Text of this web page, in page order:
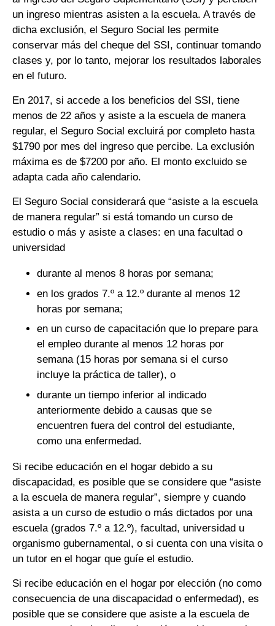
un ingreso mientras asisten a la escuela. A través de
dicha exclusión, el Seguro Social les permite
conservar más del cheque del SSI, continuar tomando
clases y, por lo tanto, mejorar los resultados laborales
en el futuro.
En 2017, si accede a los beneficios del SSI, tiene
menos de 22 años y asiste a la escuela de manera
regular, el Seguro Social excluirá por completo hasta
$1790 por mes del ingreso que percibe. La exclusión
máxima es de $7200 por año. El monto excluido se
adapta cada año calendario.
El Seguro Social considerará que “asiste a la escuela
de manera regular” si está tomando un curso de
estudio o más y asiste a clases: en una facultad o
universidad
durante al menos 8 horas por semana;
en los grados 7.º a 12.º durante al menos 12
horas por semana;
en un curso de capacitación que lo prepare para
el empleo durante al menos 12 horas por
semana (15 horas por semana si el curso
incluye la práctica de taller), o
durante un tiempo inferior al indicado
anteriormente debido a causas que se
encuentren fuera del control del estudiante,
como una enfermedad.
Si recibe educación en el hogar debido a su
discapacidad, es posible que se considere que “asiste
a la escuela de manera regular”, siempre y cuando
asista a un curso de estudio o más dictados por una
escuela (grados 7.º a 12.º), facultad, universidad u
organismo gubernamental, o si cuenta con una visita o
un tutor en el hogar que guíe el estudio.
Si recibe educación en el hogar por elección (no como
consecuencia de una discapacidad o enfermedad), es
posible que se considere que asiste a la escuela de